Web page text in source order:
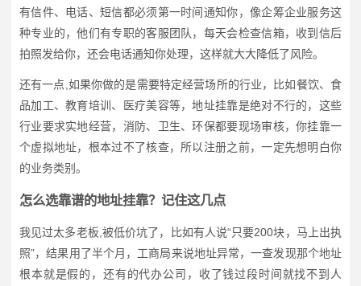
有信件、电话、短信都必须第一时间通知你，像企筹企业服务这
种专业的，他们有专职的客服团队，每天会检查信箱，收到信后
拍照发给你，还会电话通知你处理，这样就大大降低了风险。
还有一点,如果你做的是需要特定经营场所的行业，比如餐饮、食
品加工、教育培训、医疗美容等，地址挂靠是绝对不行的，这些
行业要求实地经营，消防、卫生、环保都要现场审核，你挂靠一
个虚拟地址，根本过不了核查，所以注册之前，一定先想明白你
的业务类别。
怎么选靠谱的地址挂靠？记住这几点
我见过太多老板,被低价坑了，比如有人说“只要200块，马上出执
照”，结果用了半个月，工商局来说地址异常，一查发现那个地址
根本就是假的，还有的代办公司，收了钱过段时间就找不到人